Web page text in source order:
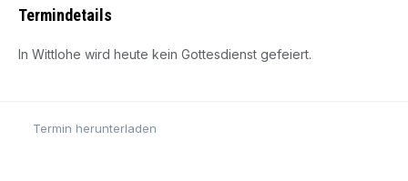
Termindetails
In Wittlohe wird heute kein Gottesdienst gefeiert.
Termin herunterladen